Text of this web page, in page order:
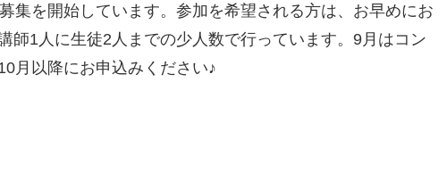
集を開始しています。参加を希望される方は、お早めにお
師1人に生徒2人までの少人数で行っています。9月はコン
月以降にお申込みください♪